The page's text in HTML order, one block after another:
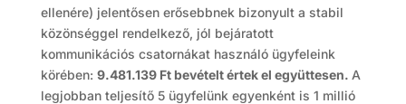
ellenére) jelentősen erősebbnek bizonyult a stabil
közönséggel rendelkező, jól bejáratott
kommunikációs csatornákat használó ügyfeleink
körében: 9.481.139 Ft bevételt értek el együttesen. A
legjobban teljesítő 5 ügyfelünk egyenként is 1 millió